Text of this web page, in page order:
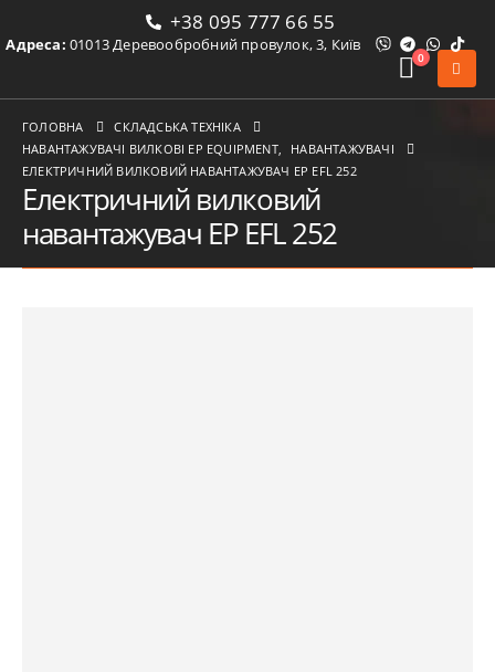
+38 095 777 66 55
Адреса: 01013 Деревообробний провулок, 3, Київ
0
ГОЛОВНА
СКЛАДСЬКА ТЕХНІКА
НАВАНТАЖУВАЧІ ВИЛКОВІ ЕР EQUIPMENT,
НАВАНТАЖУВАЧІ
ЕЛЕКТРИЧНИЙ ВИЛКОВИЙ НАВАНТАЖУВАЧ EP EFL 252
Електричний вилковий
навантажувач EP EFL 252